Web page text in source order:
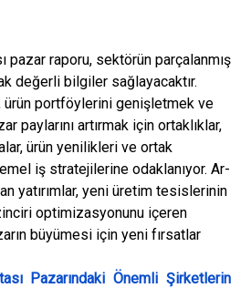
pazar raporu, sektörün parçalanmış
değerli bilgiler sağlayacaktır.
ürün portföylerini genişletmek ve
paylarını artırmak için ortaklıklar,
ürün yenilikleri ve ortak
iş stratejilerine odaklanıyor. Ar-
yatırımlar, yeni üretim tesislerinin
optimizasyonunu içeren
büyümesi için yeni fırsatlar
Pazarındaki Önemli Şirketlerin